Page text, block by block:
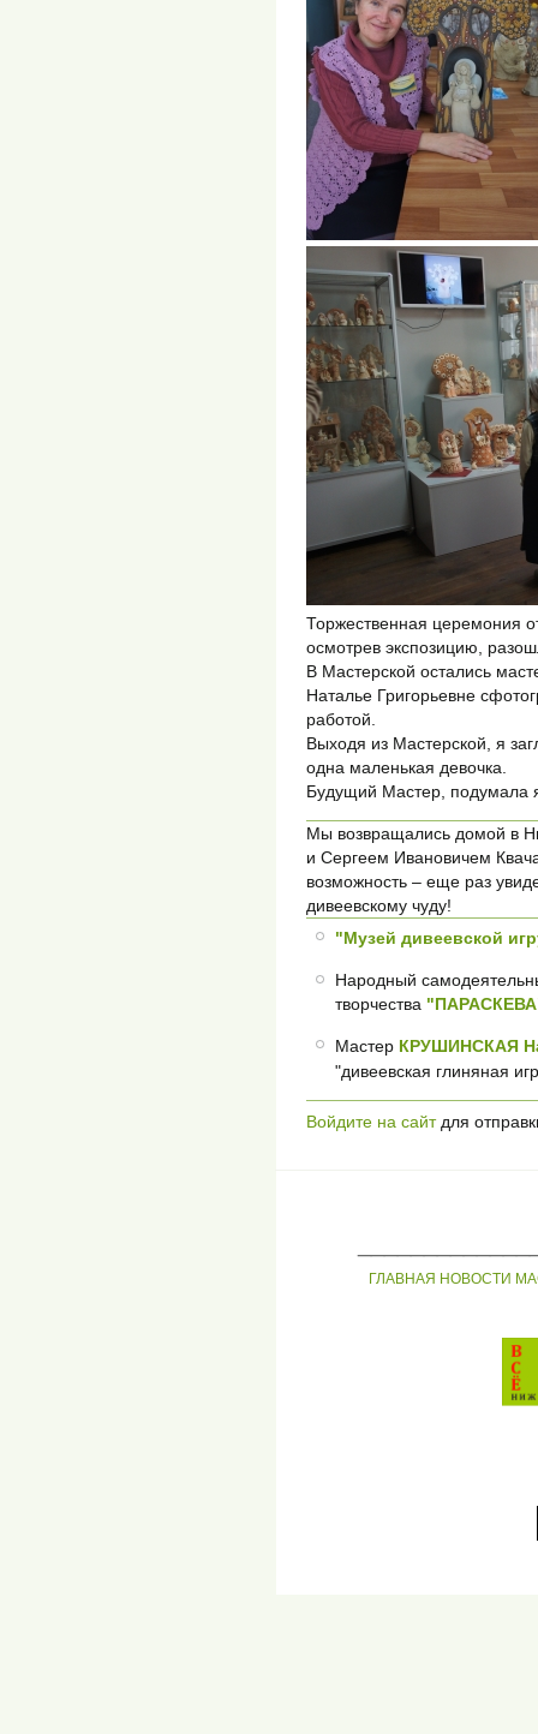
Торжественная церемония
осмотрев экспозицию,
В Мастерской остались
Наталье Григорьевне
работой.
Выходя из Мастерской, я
одна маленькая девочка.
Будущий Мастер, подумала
Мы возвращались домой в
и Сергеем Ивановичем
возможность – еще раз
дивеевскому чуду!
"Музей дивеевской
Народный
творчества
Мастер КРУШИНСКАЯ
"дивеевская глиняная
Войдите на сайтдля
ГЛАВНАЯ НОВОСТИ